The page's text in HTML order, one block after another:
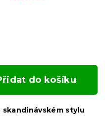
do košíku
stylu